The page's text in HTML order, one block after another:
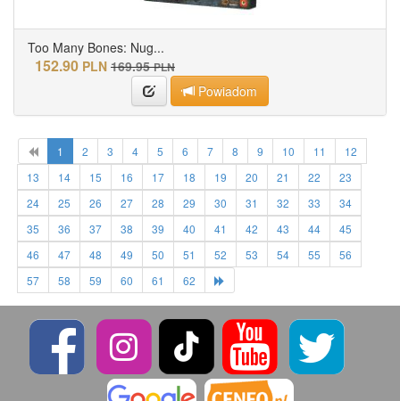
Too Many Bones: Nug...
152.90 PLN 169.95 PLN
Powiadom
1 2 3 4 5 6 7 8 9 10 11
12
13
14 15 16 17 18 19 20 21 22
23
24
25 26 27 28 29 30 31 32 33
34
35
36 37 38 39 40 41 42 43 44
45
46
47 48 49 50 51 52 53 54 55
56
57
58 59 60 61 62